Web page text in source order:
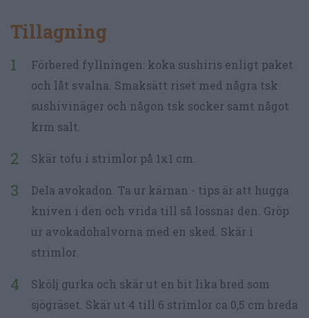
Tillagning
Förbered fyllningen: koka sushiris enligt paket
och låt svalna. Smaksätt riset med några tsk
sushivinäger och någon tsk socker samt något
krm salt.
Skär tofu i strimlor på 1x1 cm.
Dela avokadon. Ta ur kärnan - tips är att hugga
kniven i den och vrida till så lossnar den. Gröp
ur avokadohalvorna med en sked. Skär i
strimlor.
Skölj gurka och skär ut en bit lika bred som
sjögräset. Skär ut 4 till 6 strimlor ca 0,5 cm breda